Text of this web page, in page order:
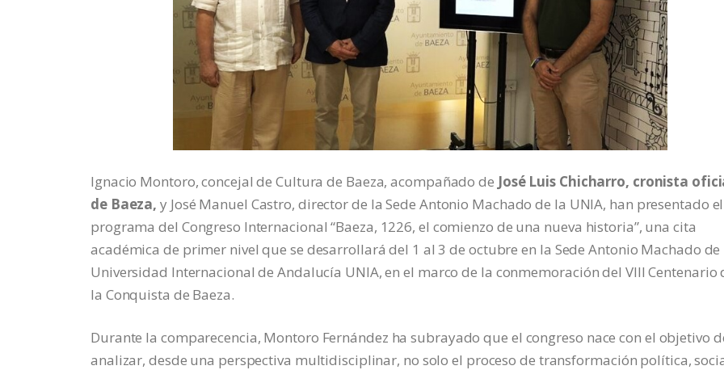
Ignacio Montoro, concejal de Cultura de Baeza, acompañado de José Luis Chicharro, cronista
de Baeza,y José Manuel Castro, director de la Sede Antonio Machado de la UNIA, han presentado el
programa del Congreso Internacional “Baeza, 1226, el comienzo de una nueva historia”, una cita
académica de primer nivel que se desarrollará del 1 al 3 de octubre en la Sede Antonio Machado de
Universidad Internacional de Andalucía UNIA, en el marco de la conmemoración del VIII Centenario
la Conquista de Baeza.
Durante la comparecencia, Montoro Fernández ha subrayado que el congreso nace con el objetivo
analizar, desde una perspectiva multidisciplinar, no solo el proceso de transformación política,